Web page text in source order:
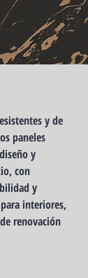
y de
paneles
y
con
y
interiores,
renovación